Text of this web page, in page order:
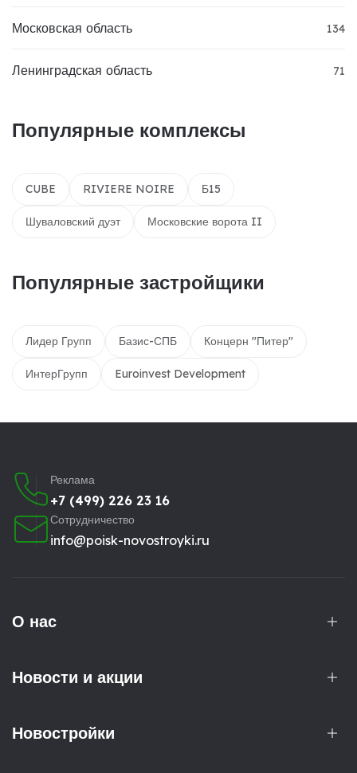
Московская область 134
Ленинградская область 71
Популярные комплексы
CUBE RIVIERE NOIRE Б15
Шуваловский дуэт Московские ворота II
Популярные застройщики
Лидер Групп Базис-СПБ Концерн "Питер"
ИнтерГрупп Euroinvest Development
Реклама
+7 (499) 226 23 16
Сотрудничество
info@poisk-novostroyki.ru
О нас
Новости и акции
Новостройки